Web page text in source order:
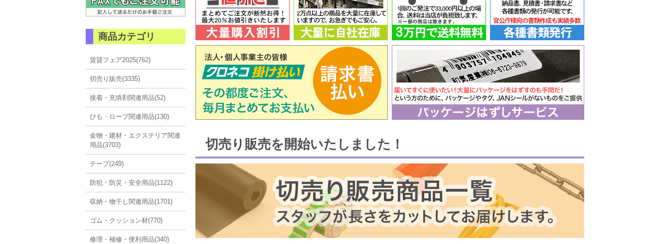
商品カテゴリ
賃貸フェア2025(762)
切売り販売(3335)
接着・充填剤関連用品(52)
ひも・ロープ関連用品(130)
金物・建材・エクステリア関連
用品(3703)
テープ(249)
防犯・防災・安全用品(1122)
収納・物干し関連用品(1701)
ゴム・クッション材(770)
修理・補修・便利用品(340)
切売り販売を開始いたしました！